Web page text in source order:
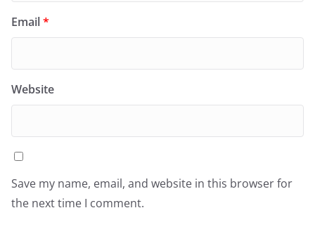
Email*
Website
Save my name, email, and website in this browser for
the next time I comment.